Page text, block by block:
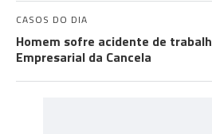
CASOS DO DIA
Homem sofre acidente de
Empresarial da Cancela